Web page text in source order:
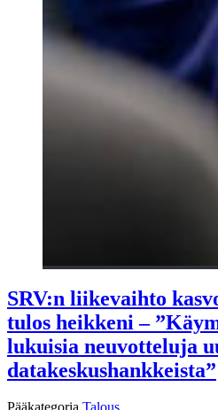
SRV:n liikevaihto
tulos heikkeni –
lukuisia neuvotteluja
datakeskushankkeista”